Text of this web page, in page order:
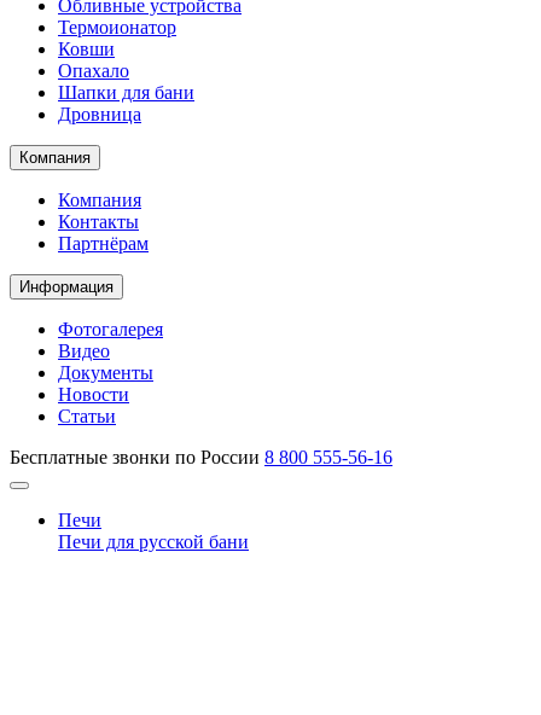
Обливные устройства
Термоионатор
Ковши
Опахало
Шапки для бани
Дровница
Компания
Компания
Контакты
Партнёрам
Информация
Фотогалерея
Видео
Документы
Новости
Статьи
Бесплатные звонки по России 8 800 555-56-16
Печи
Печи для русской бани